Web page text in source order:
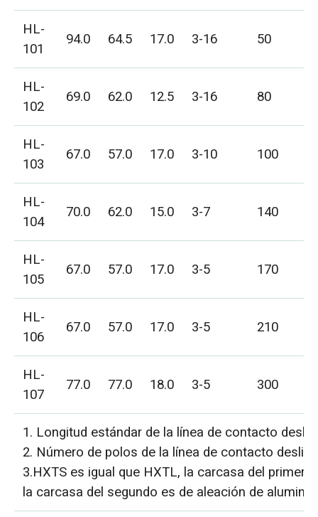
HL-
101
94.0 64.5 17.0 3-16 50
HL-
102
69.0 62.0 12.5 3-16 80
HL-
103
67.0 57.0 17.0 3-10 100
HL-
104
70.0 62.0 15.0 3-7 140
HL-
105
67.0 57.0 17.0 3-5 170
HL-
106
67.0 57.0 17.0 3-5 210
HL-
107
77.0 77.0 18.0 3-5 300
1. Longitud estándar de la línea de contacto
2. Número de polos de la línea de contacto
3.HXTS es igual que HXTL, la carcasa del
la carcasa del segundo es de aleación de